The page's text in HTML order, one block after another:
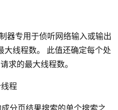
器专用于侦听网络输入或输出
大线程数。 此值还确定每个处
求的最大线程数。
程
分页结果搜索的单个搜索之